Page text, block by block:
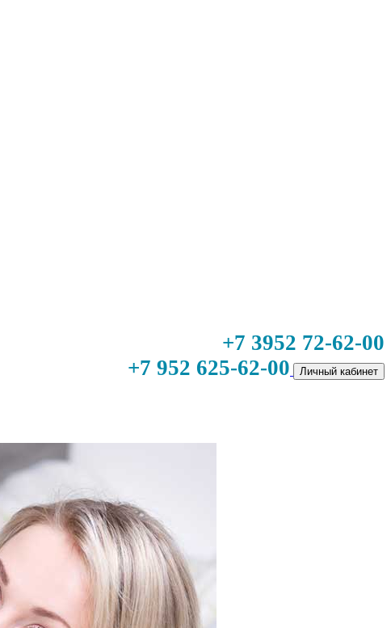
+7 3952 72-62-00
+7 952 625-62-00
Личный кабинет